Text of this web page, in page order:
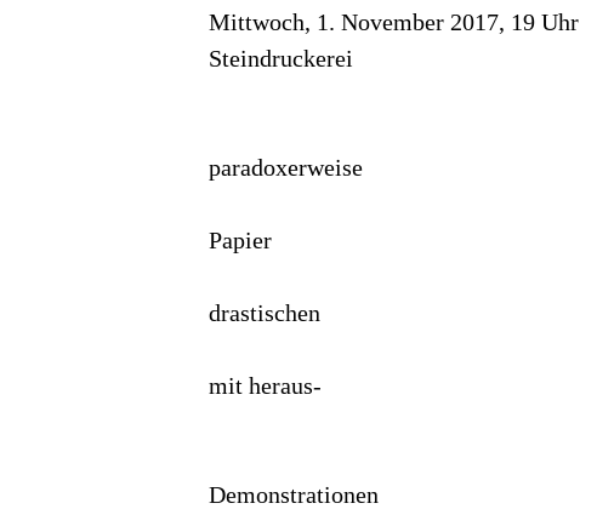
Mittwoch, 1. November 2017, 19 Uhr
Steindruckerei
Die weltweit
paradoxerweise
zu einer Knappheit
Papier
und Druckfarben.
drastischen
folgen für
mit heraus-
ragenden
Ansprüchen.
Demonstrationen